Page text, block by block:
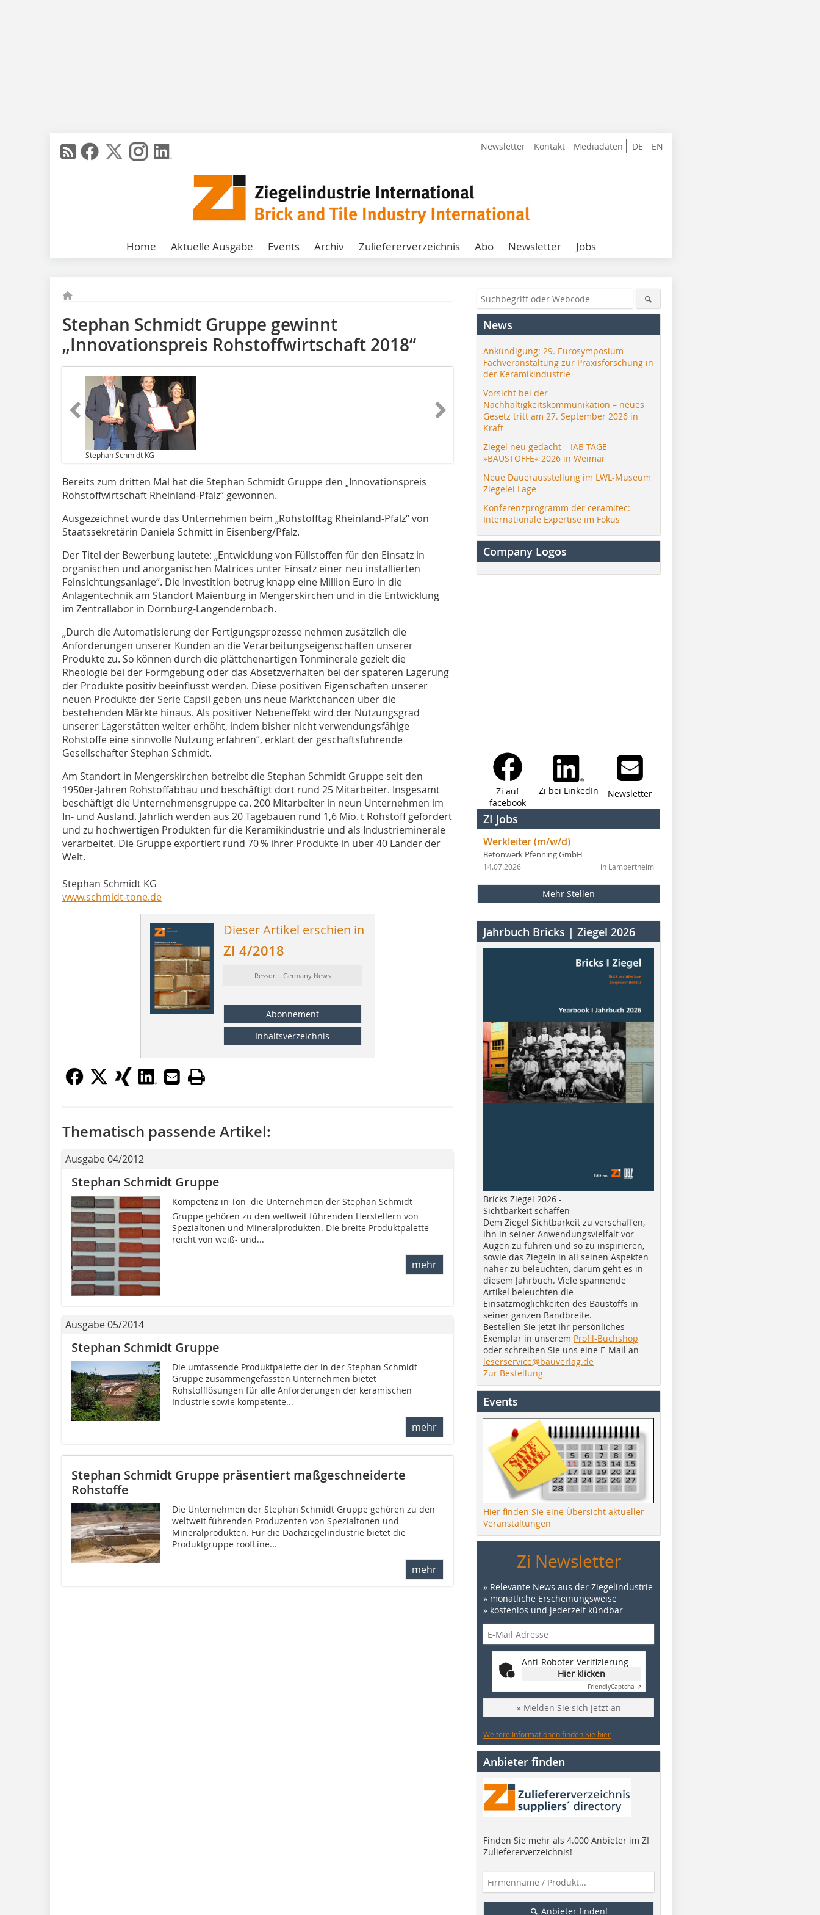
DE EN
Newsletter Kontakt Mediadaten
Home Aktuelle Ausgabe Events Archiv Zuliefererverzeichnis Abo Newsletter Jobs
Stephan Schmidt Gruppe gewinnt
„Innovationspreis Rohstoffwirtschaft 2018“
Stephan Schmidt KG
Bereits zum dritten Mal hat die Stephan Schmidt Gruppe den „Innovationspreis
Rohstoffwirtschaft Rheinland-Pfalz“ gewonnen.
Ausgezeichnet wurde das Unternehmen beim „Rohstofftag Rheinland-Pfalz“ von
Staatssekretärin Daniela Schmitt in Eisenberg/Pfalz.
Der Titel der Bewerbung lautete: „Entwicklung von Füllstoffen für den Einsatz in
organischen und anorganischen Matrices unter Einsatz einer neu installierten
Feinsichtungsanlage“. Die Investition betrug knapp eine Million Euro in die
Anlagentechnik am Standort Maienburg in Mengerskirchen und in die Entwicklung
im Zentrallabor in Dornburg-Langendernbach.
„Durch die Automatisierung der Fertigungsprozesse nehmen zusätzlich die
Anforderungen unserer Kunden an die Verarbeitungseigenschaften unserer
Produkte zu. So können durch die plättchenartigen Tonminerale gezielt die
Rheologie bei der Formgebung oder das Absetzverhalten bei der späteren Lagerung
der Produkte positiv beeinflusst werden. Diese positiven Eigenschaften unserer
neuen Produkte der Serie Capsil geben uns neue Marktchancen über die
bestehenden Märkte hinaus. Als positiver Nebeneffekt wird der Nutzungsgrad
unserer Lagerstätten weiter erhöht, indem bisher nicht verwendungsfähige
Rohstoffe eine sinnvolle Nutzung erfahren“, erklärt der geschäftsführende
Gesellschafter Stephan Schmidt.
Am Standort in Mengerskirchen betreibt die Stephan Schmidt Gruppe seit den
1950er-Jahren Rohstoffabbau und beschäftigt dort rund 25 Mitarbeiter. Insgesamt
beschäftigt die Unternehmensgruppe ca. 200 Mitarbeiter in neun Unternehmen im
In- und Ausland. Jährlich werden aus 20 Tagebauen rund 1,6 Mio. t Rohstoff gefördert
und zu hochwertigen Produkten für die Keramikindustrie und als Industrieminerale
verarbeitet. Die Gruppe exportiert rund 70 % ihrer Produkte in über 40 Länder der
Welt.
Stephan Schmidt KG
www.schmidt-tone.de
Dieser Artikel erschien in
ZI 4/2018
Ressort: Germany News
Abonnement
Inhaltsverzeichnis
Thematisch passende Artikel:
Ausgabe 04/2012
Stephan Schmidt Gruppe
Kompetenz in Ton  die Unternehmen der Stephan Schmidt
Gruppe gehören zu den weltweit führenden Herstellern von
Spezialtonen und Mineralprodukten. Die breite Produktpalette
reicht von weiß- und...
mehr
Ausgabe 05/2014
Stephan Schmidt Gruppe
Die umfassende Produktpalette der in der Stephan Schmidt
Gruppe zusammengefassten Unternehmen bietet
Rohstofflösungen für alle Anforderungen der keramischen
Industrie sowie kompetente...
mehr
Stephan Schmidt Gruppe präsentiert maßgeschneiderte
Rohstoffe
Die Unternehmen der Stephan Schmidt Gruppe gehören zu den
weltweit führenden Produzenten von Spezialtonen und
Mineralprodukten. Für die Dachziegelindustrie bietet die
Produktgruppe roofLine...
mehr
News
Ankündigung: 29. Eurosymposium –
Fachveranstaltung zur Praxisforschung in
der Keramikindustrie
Vorsicht bei der
Nachhaltigkeitskommunikation – neues
Gesetz tritt am 27. September 2026 in
Kraft
Ziegel neu gedacht – IAB-TAGE
»BAUSTOFFE« 2026 in Weimar
Neue Dauerausstellung im LWL-Museum
Ziegelei Lage
Konferenzprogramm der ceramitec:
Internationale Expertise im Fokus
Company Logos
Zi auf
facebook
Zi bei LinkedIn Newsletter
ZI Jobs
Werkleiter (m/w/d)
Betonwerk Pfenning GmbH
in Lampertheim
14.07.2026
Mehr Stellen
Jahrbuch Bricks | Ziegel 2026
Bricks Ziegel 2026 -
Sichtbarkeit schaffen
Dem Ziegel Sichtbarkeit zu verschaffen,
ihn in seiner Anwendungsvielfalt vor
Augen zu führen und so zu inspirieren,
sowie das Ziegeln in all seinen Aspekten
näher zu beleuchten, darum geht es in
diesem Jahrbuch. Viele spannende
Artikel beleuchten die
Einsatzmöglichkeiten des Baustoffs in
seiner ganzen Bandbreite.
Bestellen Sie jetzt Ihr persönliches
Exemplar in unserem Profil-Buchshop
oder schreiben Sie uns eine E-Mail an
leserservice@bauverlag.de
Zur Bestellung
Events
Hier finden Sie eine Übersicht aktueller
Veranstaltungen
Zi Newsletter
» Relevante News aus der Ziegelindustrie
» monatliche Erscheinungsweise
» kostenlos und jederzeit kündbar
Anti-Roboter-Verifizierung
Hier klicken
FriendlyCaptcha ⇗
» Melden Sie sich jetzt an
Weitere Informationen finden Sie hier
Anbieter finden
Finden Sie mehr als 4.000 Anbieter im ZI
Zuliefererverzeichnis!
Anbieter finden!